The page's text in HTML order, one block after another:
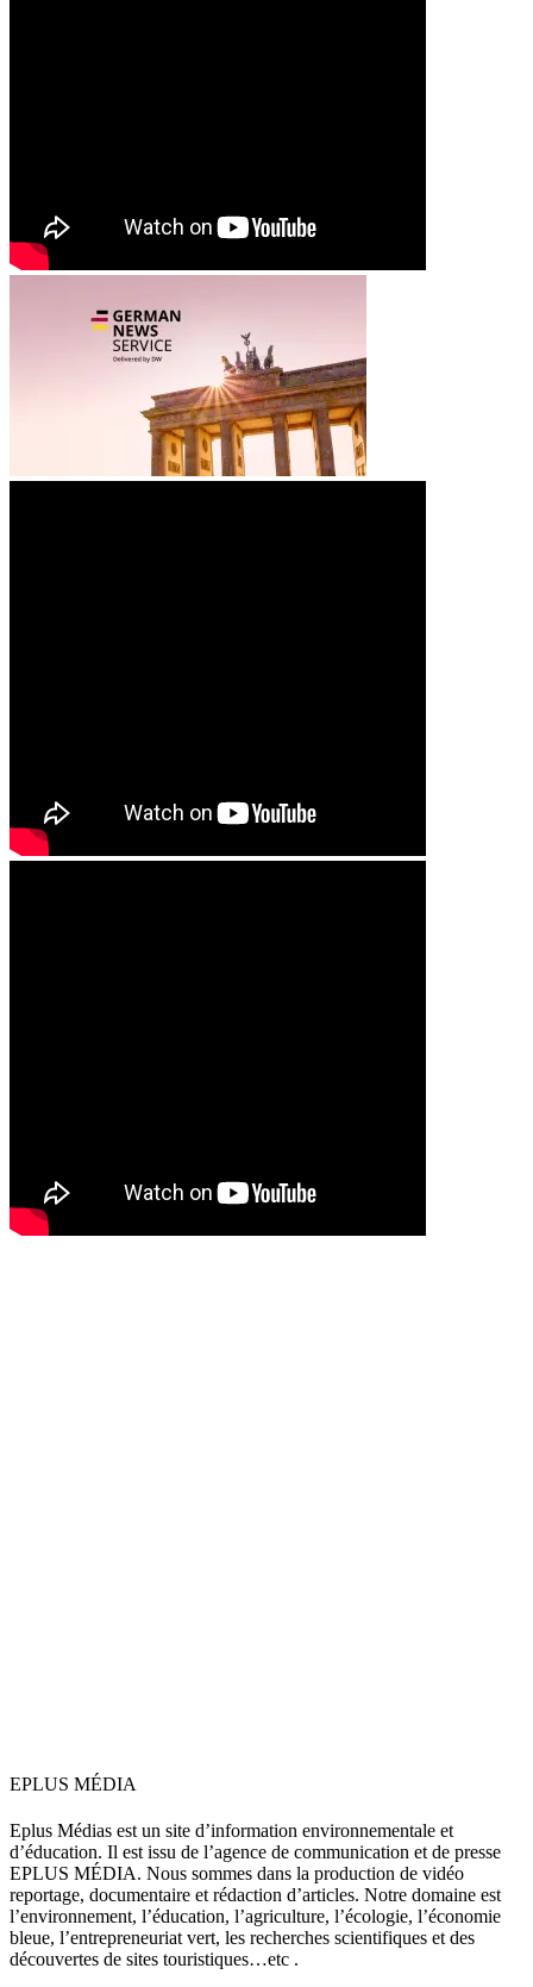
EPLUS MÉDIA
Eplus Médias est un site d’information environnementale et
d’éducation. Il est issu de l’agence de communication et de presse
EPLUS MÉDIA. Nous sommes dans la production de vidéo
reportage, documentaire et rédaction d’articles. Notre domaine est
l’environnement, l’éducation, l’agriculture, l’écologie, l’économie
bleue, l’entrepreneuriat vert, les recherches scientifiques et des
découvertes de sites touristiques…etc .